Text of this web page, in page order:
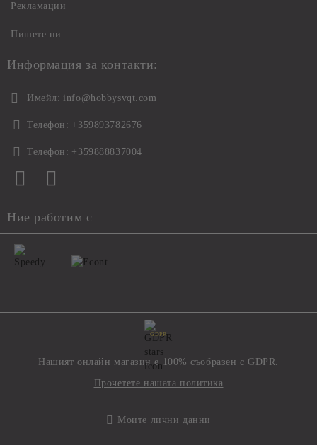
Рекламации
Пишете ни
Информация за контакти:
Имейл: info@hobbysvqt.com
Телефон: +359893782676
Телефон: +359888837004
Ние работим с
GDPR
Нашият онлайн магазин е 100% съобразен с GDPR.
Прочетете нашата политика
Моите лични данни